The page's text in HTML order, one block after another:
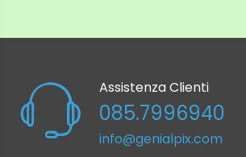
Pan Bar inclusa Si
Rotazione Panoramica 360 °
Tipo di Piastra 501PL
Assistenza Clienti
085.7996940
info@genialpix.com